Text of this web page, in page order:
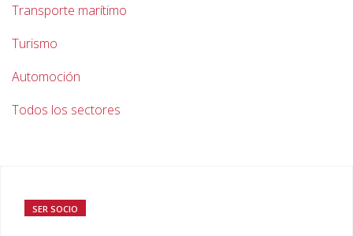
Transporte marítimo
Turismo
Automoción
Todos los sectores
SER SOCIO